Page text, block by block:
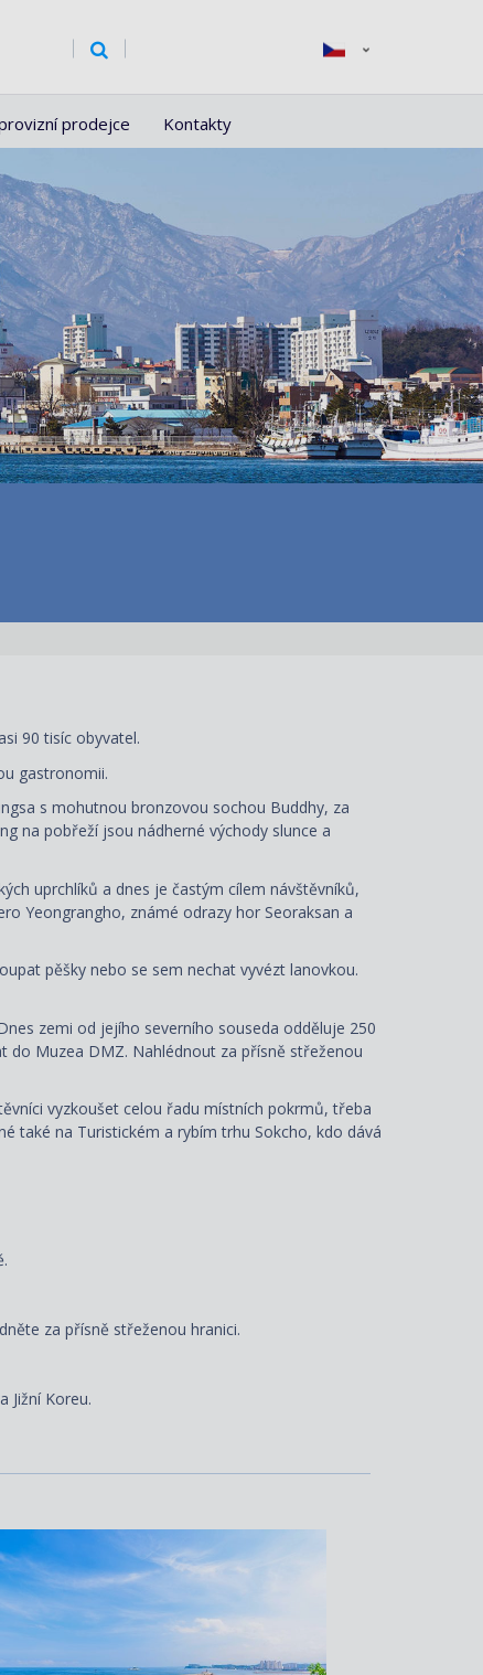
prodejce Kontakty
90 tisíc obyvatel.
gastronomii.
s mohutnou bronzovou sochou Buddhy, za
na pobřeží jsou nádherné východy slunce a
uprchlíků a dnes je častým cílem návštěvníků,
Yeongrangho, známé odrazy hor Seoraksan a
pěšky nebo se sem nechat vyvézt lanovkou.
zemi od jejího severního souseda odděluje 250
do Muzea DMZ. Nahlédnout za přísně střeženou
vyzkoušet celou řadu místních pokrmů, třeba
také na Turistickém a rybím trhu Sokcho, kdo dává
za přísně střeženou hranici.
Jižní Koreu.